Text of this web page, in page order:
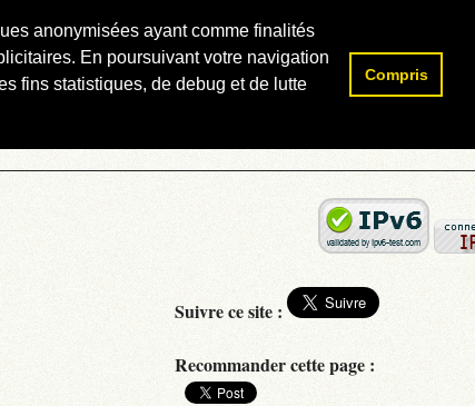
anonymisées ayant comme finalités
En poursuivant votre navigation
fins statistiques, de debug et de lutte
Compris
Rechercher :
Suivre ce site :
Recommander cette page :